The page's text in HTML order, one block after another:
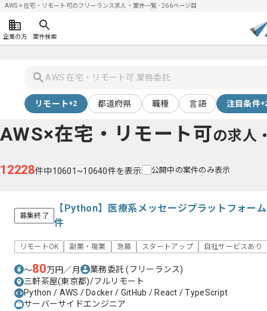
AWS × 在宅・リモート可のフリーランス求人・案件一覧 - 266ページ目
企業の方 案件検索
リモート+2 都道府県 職種 言語 注目条件
AWS×在宅・リモート可の求人
12228件中10601~10640件を表示 公開中の案件のみ表示
募集終了
【Python】医療系メッセージプラットフォー
件
リモートOK 副業・複業 急募 スタートアップ 自社サービスあり
〜80万円／月 業務委託(フリーランス)
三軒茶屋(東京都)/フルリモート
Python / AWS / Docker / GitHub / React / TypeScript
サーバーサイドエンジニア